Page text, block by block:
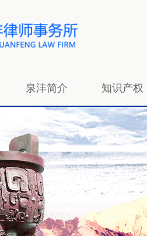
泉沣简介 知识产权